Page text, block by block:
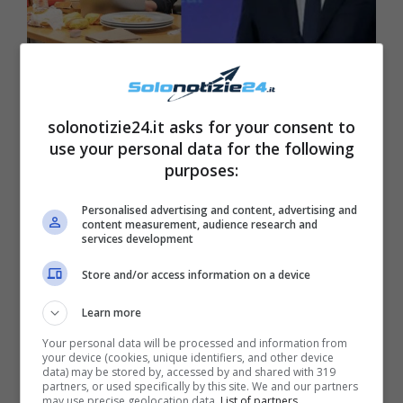
WhatsApp solonotizie
solonotizie24.it asks for your consent to
use your personal data for the following
purposes:
Personalised advertising and content, advertising and
content measurement, audience research and
services development
Store and/or access information on a device
Learn more
Your personal data will be processed and information from
your device (cookies, unique identifiers, and other device
data) may be stored by, accessed by and shared with 319
partners, or used specifically by this site. We and our partners